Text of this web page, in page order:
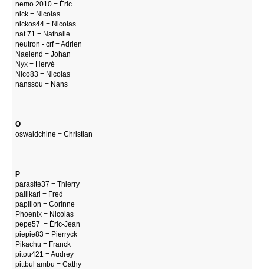
nemo 2010 = Éric
nick = Nicolas
nickos44 = Nicolas
nat 71 = Nathalie
neutron - crf = Adrien
Naelend = Johan
Nyx = Hervé
Nico83 = Nicolas
nanssou = Nans
O
oswaldchine = Christian
P
parasite37 = Thierry
pallikari = Fred
papillon = Corinne
Phoenix = Nicolas
pepe57 = Éric-Jean
piepie83 = Pierryck
Pikachu = Franck
pitou421 = Audrey
pittbul ambu = Cathy